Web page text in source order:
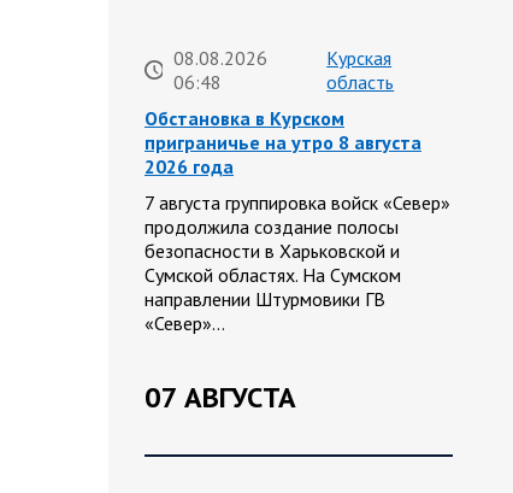
08.08.2026
06:48
Курская
область
Обстановка в Курском
приграничье на утро 8 августа
2026 года
7 августа группировка войск «Север»
продолжила создание полосы
безопасности в Харьковской и
Сумской областях. На Сумском
направлении Штурмовики ГВ
«Север»…
07 АВГУСТА